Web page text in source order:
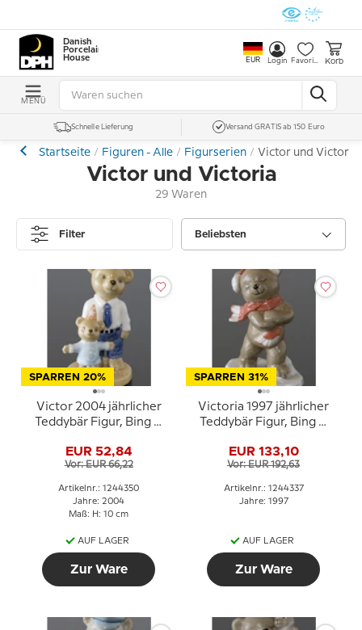
Danish
Porcelain
House
EUR Login Favoriten Korb
MENÜ
Schnelle Lieferung Versand GRATIS ab 150 Euro
Startseite Figuren - Alle Figurserien Victor und Victoria
Victor und Victoria
29 Waren
Filter Beliebsten
SPARREN 20%
Victor 2004 jährlicher
Teddybär Figur, Bing &
EUR 52,84
Vor: EUR 66,22
Artikelnr.: 1244350
Jahre: 2004
Maß: H: 10 cm
AUF LAGER
Zur Ware
SPARREN 31%
Victoria 1997 jährlicher
Teddybär Figur, Bing &
EUR 133,10
Vor: EUR 192,63
Artikelnr.: 1244337
Jahre: 1997
AUF LAGER
Zur Ware